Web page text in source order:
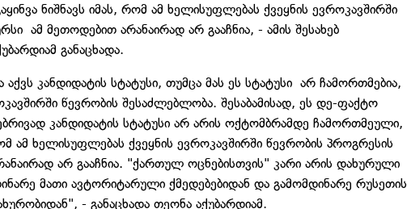
ნიშნავს იმას, რომ ამ ხელისუფლებას ქვეყნის ევროკავშირში
ამ მეთოდებით არანაირად არ გააჩნია, - ამის შესახებ
განაცხადა.
კანდიდატის სტატუსი, თუმცა მას ეს სტატუსი არ ჩამორთმებია,
წევრობის შესაძლებლობა. შესაბამისად, ეს დე-ფაქტო
კანდიდატის სტატუსი არ არის ოქტომბრამდე ჩამორთმეული,
ამ ხელისუფლებას ქვეყნის ევროკავშირში წევრობის პროგრესის
არ გააჩნია. "ქართულ ოცნებისთვის" კარი არის დახურული
მათი ავტორიტარული ქმედებებიდან და გამომდინარე რუსეთის
- განაცხადა თეონა აქუბარდიამ.